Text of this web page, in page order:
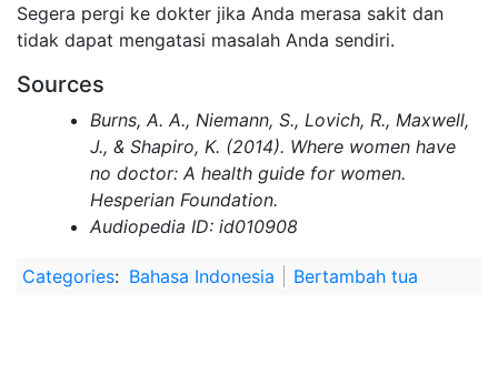
Segera pergi ke dokter jika Anda merasa sakit dan
tidak dapat mengatasi masalah Anda sendiri.
Sources
Burns, A. A., Niemann, S., Lovich, R., Maxwell,
J., & Shapiro, K. (2014). Where women have
no doctor: A health guide for women.
Hesperian Foundation.
Audiopedia ID: id010908
Categories: Bahasa Indonesia Bertambah tua